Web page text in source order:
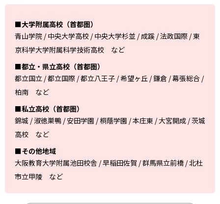
■大学附属高校（首都圏）
青山学院 / 中央大学高校 / 中央大学杉並 / 成蹊 / 法政国際 / 東
京科学大学附属科学技術高校 など
■都立・県立高校（首都圏）
都立国立 / 都立国際 / 都立八王子 / 希望ヶ丘 / 鎌倉 / 幕張総合 /
柏南 など
■私立高校（首都圏）
錦城 / 淑徳巣鴨 / 安田学園 / 桐蔭学園 / 本庄東 / 大宮開成 / 茨城
高校 など
■その他地域
大阪教育大学附属池田校舎 / 早稲田佐賀 / 群馬県立前橋 / 北杜
市立甲陵 など